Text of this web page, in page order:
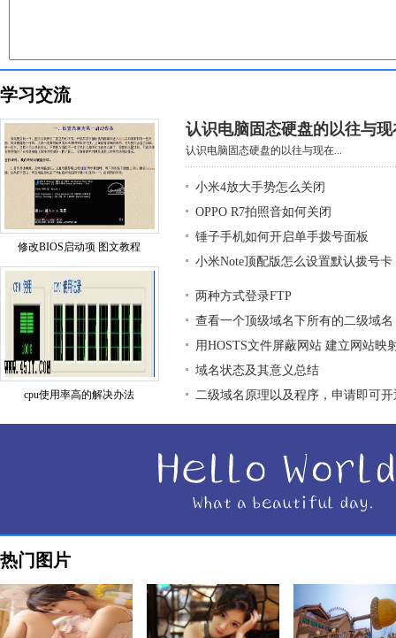
学习交流
修改BIOS启动项 图文教程
cpu使用率高的解决办法
认识电脑固态硬盘的以往与现
认识电脑固态硬盘的以往与现在...
小米4放大手势怎么关闭
OPPO R7拍照音如何关闭
锤子手机如何开启单手拨号面板
小米Note顶配版怎么设置默认拨号卡
两种方式登录FTP
查看一个顶级域名下所有的二级域名
用HOSTS文件屏蔽网站 建立网站映
域名状态及其意义总结
二级域名原理以及程序，申请即可开
热门图片